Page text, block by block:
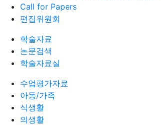
Call for Papers
편집위원회
학술자료
논문검색
학술자료실
수업평가자료
아동/가족
식생활
의생활